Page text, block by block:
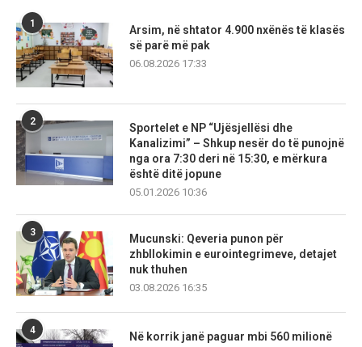
1
Arsim, në shtator 4.900 nxënës të klasës
së parë më pak
06.08.2026 17:33
2
Sportelet e NP “Ujësjellësi dhe
Kanalizimi” – Shkup nesër do të punojnë
nga ora 7:30 deri në 15:30, e mërkura
është ditë jopune
05.01.2026 10:36
3
Mucunski: Qeveria punon për
zhbllokimin e eurointegrimeve, detajet
nuk thuhen
03.08.2026 16:35
4
Në korrik janë paguar mbi 560 milionë